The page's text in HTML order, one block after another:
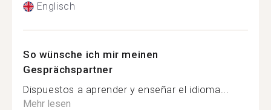
Englisch
So wünsche ich mir meinen
Gesprächspartner
Dispuestos a aprender y enseñar el idioma...
Mehr lesen